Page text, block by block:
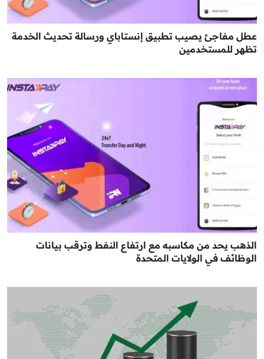
عطل مفاجئ يصيب تطبيق إنستاباي ورسالة تحديث الخدمة
تظهر للمستخدمين
الذهب يحد من مكاسبه مع ارتفاع النفط وترقب بيانات
الوظائف في الولايات المتحدة